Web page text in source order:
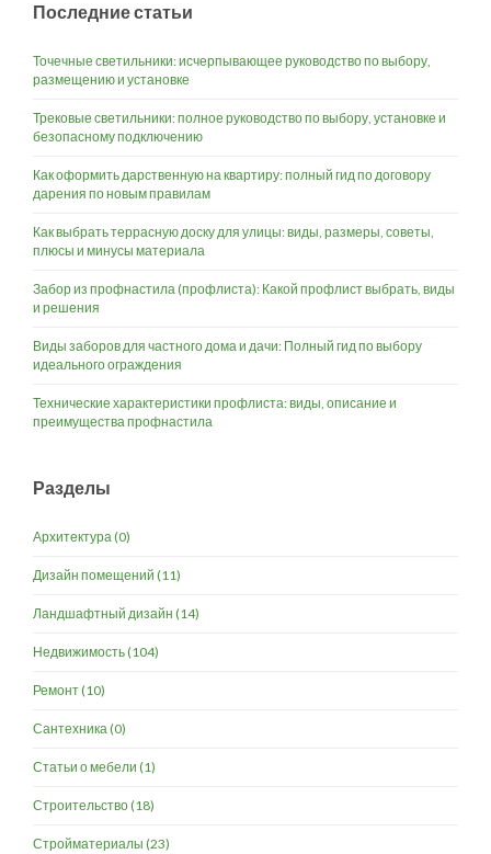
Последние статьи
Точечные светильники: исчерпывающее руководство по выбору,
размещению и установке
Трековые светильники: полное руководство по выбору, установке и
безопасному подключению
Как оформить дарственную на квартиру: полный гид по договору
дарения по новым правилам
Как выбрать террасную доску для улицы: виды, размеры, советы,
плюсы и минусы материала
Забор из профнастила (профлиста): Какой профлист выбрать, виды
и решения
Виды заборов для частного дома и дачи: Полный гид по выбору
идеального ограждения
Технические характеристики профлиста: виды, описание и
преимущества профнастила
Разделы
Архитектура(0)
Дизайн помещений (11)
Ландшафтный дизайн (14)
Недвижимость(104)
Ремонт(10)
Сантехника(0)
Статьи о мебели (1)
Строительство(18)
Стройматериалы (23)